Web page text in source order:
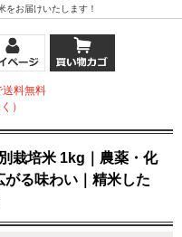
をお届けいたします！
料無料
）
栽培米 1kg｜農薬・化
る味わい｜精米した